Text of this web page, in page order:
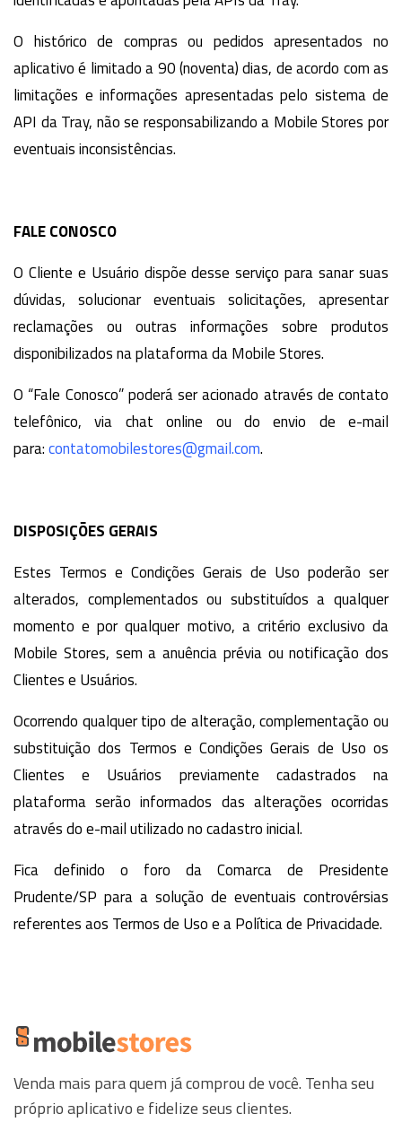
O histórico de compras ou pedidos apresentados no
aplicativo é limitado a 90 (noventa) dias, de acordo com as
limitações e informações apresentadas pelo sistema de
API da Tray, não se responsabilizando a Mobile Stores por
eventuais inconsistências.
FALE CONOSCO
O Cliente e Usuário dispõe desse serviço para sanar suas
dúvidas, solucionar eventuais solicitações, apresentar
reclamações ou outras informações sobre produtos
disponibilizados na plataforma da Mobile Stores.
O “Fale Conosco” poderá ser acionado através de contato
telefônico, via chat online ou do envio de e-mail
para:contatomobilestores@gmail.com.
DISPOSIÇÕES GERAIS
Estes Termos e Condições Gerais de Uso poderão ser
alterados, complementados ou substituídos a qualquer
momento e por qualquer motivo, a critério exclusivo da
Mobile Stores, sem a anuência prévia ou notificação dos
Clientes e Usuários.
Ocorrendo qualquer tipo de alteração, complementação ou
substituição dos Termos e Condições Gerais de Uso os
Clientes e Usuários previamente cadastrados na
plataforma serão informados das alterações ocorridas
através do e-mail utilizado no cadastro inicial.
Fica definido o foro da Comarca de Presidente
Prudente/SP para a solução de eventuais controvérsias
referentes aos Termos de Uso e a Política de Privacidade.
Venda mais para quem já comprou de você. Tenha seu
próprio aplicativo e fidelize seus clientes.